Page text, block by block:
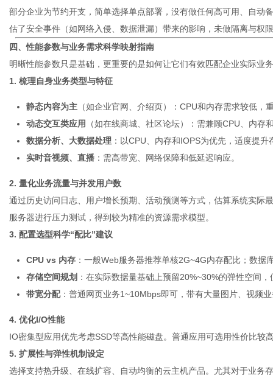
部分企业为节约开支，简单选择单点部署，没有做任何高可用、自动
估了安全事件（如网络入侵、数据泄漏）带来的影响，未做隔离与权
四、性能参数与业务需求科学映射指南
明晰性能参数只是基础，更重要的是如何让它们有效匹配企业实际业
1. 梳理自身业务类型与特征
静态内容为主 （如企业官网、介绍页）：CPU和内存需求较低，
动态交互类应用
（如在线商城、社区论坛）：需兼顾CPU、内存
数据分析、大数据处理 ：以CPU、内存和IOPS为优先，适度提升
实时音视频、直播 ：需高带宽、网络保障和低延迟响应。
2. 量化业务流量与并发用户数
通过历史访问日志、用户增长预期、活动预测等方式，估算系统实际
服务器进行压力测试，得到较为精准的资源需求模型。
3. 配置选型科学“配比”建议
CPU vs 内存 ：一般Web服务器推荐单核2G~4G内存配比；数
存储空间规划 ：在实际数据量基础上预留20%~30%的弹性空间
带宽分配：普通网页业务1~10Mbps即可，带有大量图片、视频
4. 优化I/O性能
IO密集型应用优先考虑SSD等高性能磁盘。普通应用可选用性价比较
5. 扩展性与弹性机制设定
选择支持热升级、在线扩容、自动均衡的云主机产品。尤其对于业务